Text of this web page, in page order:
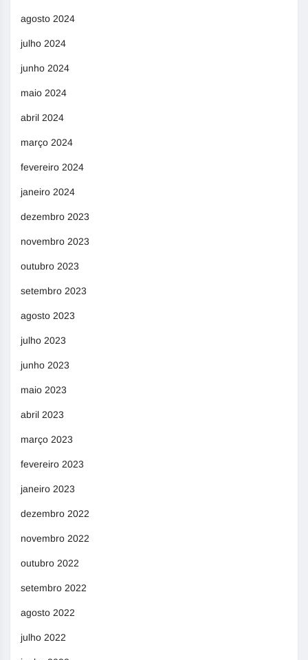
agosto 2024
julho 2024
junho 2024
maio 2024
abril 2024
março 2024
fevereiro 2024
janeiro 2024
dezembro 2023
novembro 2023
outubro 2023
setembro 2023
agosto 2023
julho 2023
junho 2023
maio 2023
abril 2023
março 2023
fevereiro 2023
janeiro 2023
dezembro 2022
novembro 2022
outubro 2022
setembro 2022
agosto 2022
julho 2022